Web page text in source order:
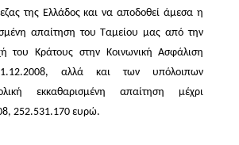
της Ελλάδος και να αποδοθεί άμεσα η
απαίτηση του Ταμείου μας από την
του Κράτους στην Κοινωνική Ασφάλιση
αλλά και των υπόλοιπων
εκκαθαρισμένη απαίτηση μέχρι
252.531.170 ευρώ.